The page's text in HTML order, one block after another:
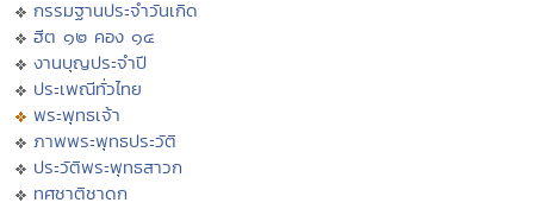
กรรมฐานประจำวันเกิด
ฮีต ๑๒ คอง ๑๔
งานบุญประจำปี
ประเพณีทั่วไทย
พระพุทธเจ้า
ภาพพระพุทธประวัติ
ประวัติพระพุทธสาวก
ทศชาติชาดก